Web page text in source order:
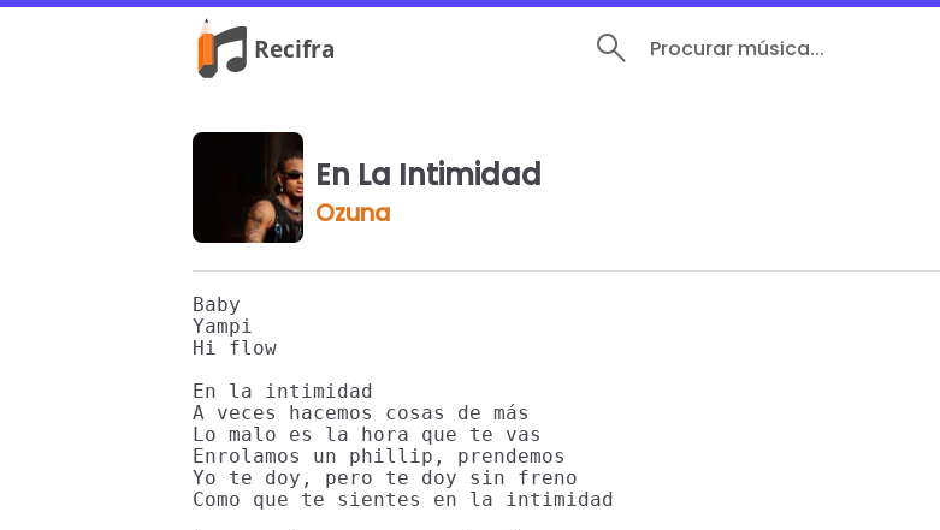
Procurar música...
En La Intimidad
Ozuna
Baby
Yampi
Hi flow
En la intimidad
A veces hacemos cosas de más
Lo malo es la hora que te vas
Enrolamos un phillip, prendemos
Yo te doy, pero te doy sin freno
Como que te sientes en la intimidad